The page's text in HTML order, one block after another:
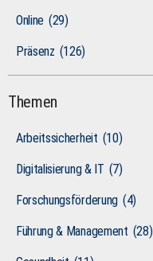
Online (29)
Präsenz (126)
Themen
Arbeitssicherheit (10)
Digitalisierung & IT (7)
Forschungsförderung (4)
Führung & Management (28)